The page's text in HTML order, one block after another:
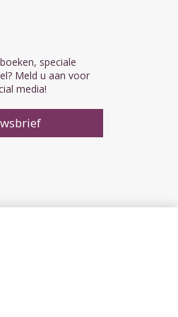
speciale
Meld u aan voor
media!